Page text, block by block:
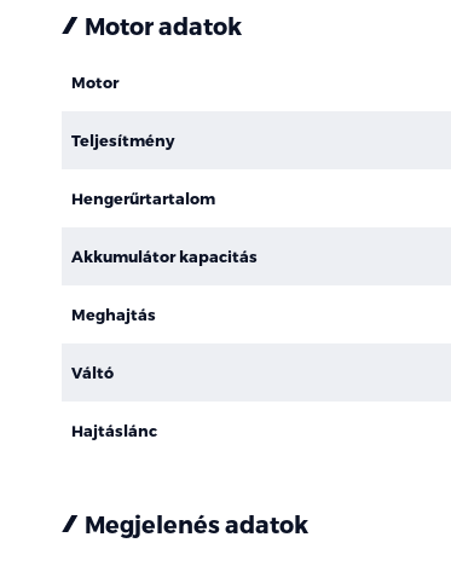
Motor adatok
Motor
Teljesítmény
Hengerűrtartalom
Akkumulátor kapacitás
Meghajtás
Váltó
Hajtáslánc
Megjelenés adatok